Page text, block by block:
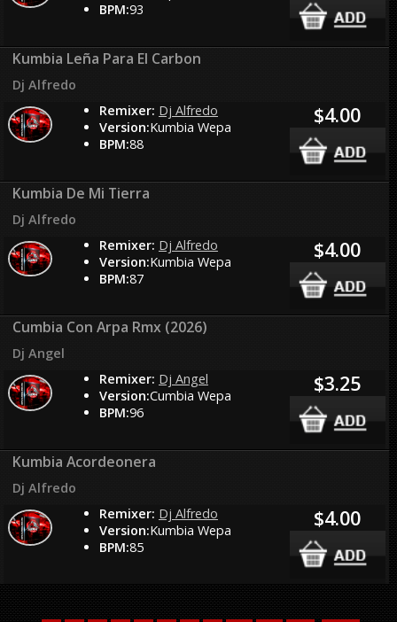
BPM:93
Kumbia Leña Para El Carbon
Dj Alfredo
Remixer: Dj Alfredo
Version:Kumbia Wepa
BPM:88
$4.00
Kumbia De Mi Tierra
Dj Alfredo
Remixer: Dj Alfredo
Version:Kumbia Wepa
BPM:87
$4.00
Cumbia Con Arpa Rmx (2026)
Dj Angel
Remixer: Dj Angel
Version:Cumbia Wepa
BPM:96
$3.25
Kumbia Acordeonera
Dj Alfredo
Remixer: Dj Alfredo
Version:Kumbia Wepa
BPM:85
$4.00